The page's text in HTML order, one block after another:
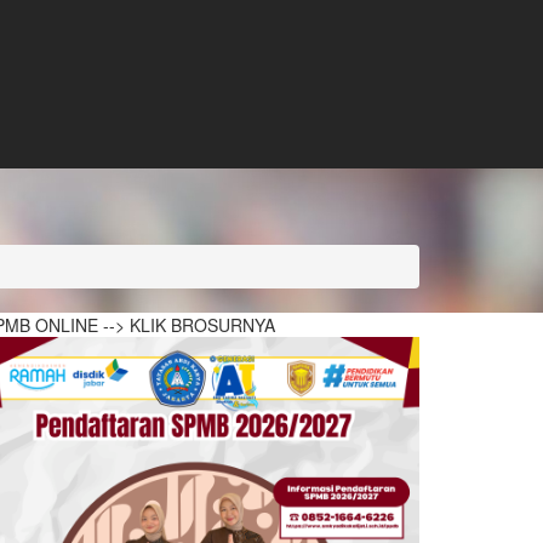
ONLINE --> KLIK BROSURNYA